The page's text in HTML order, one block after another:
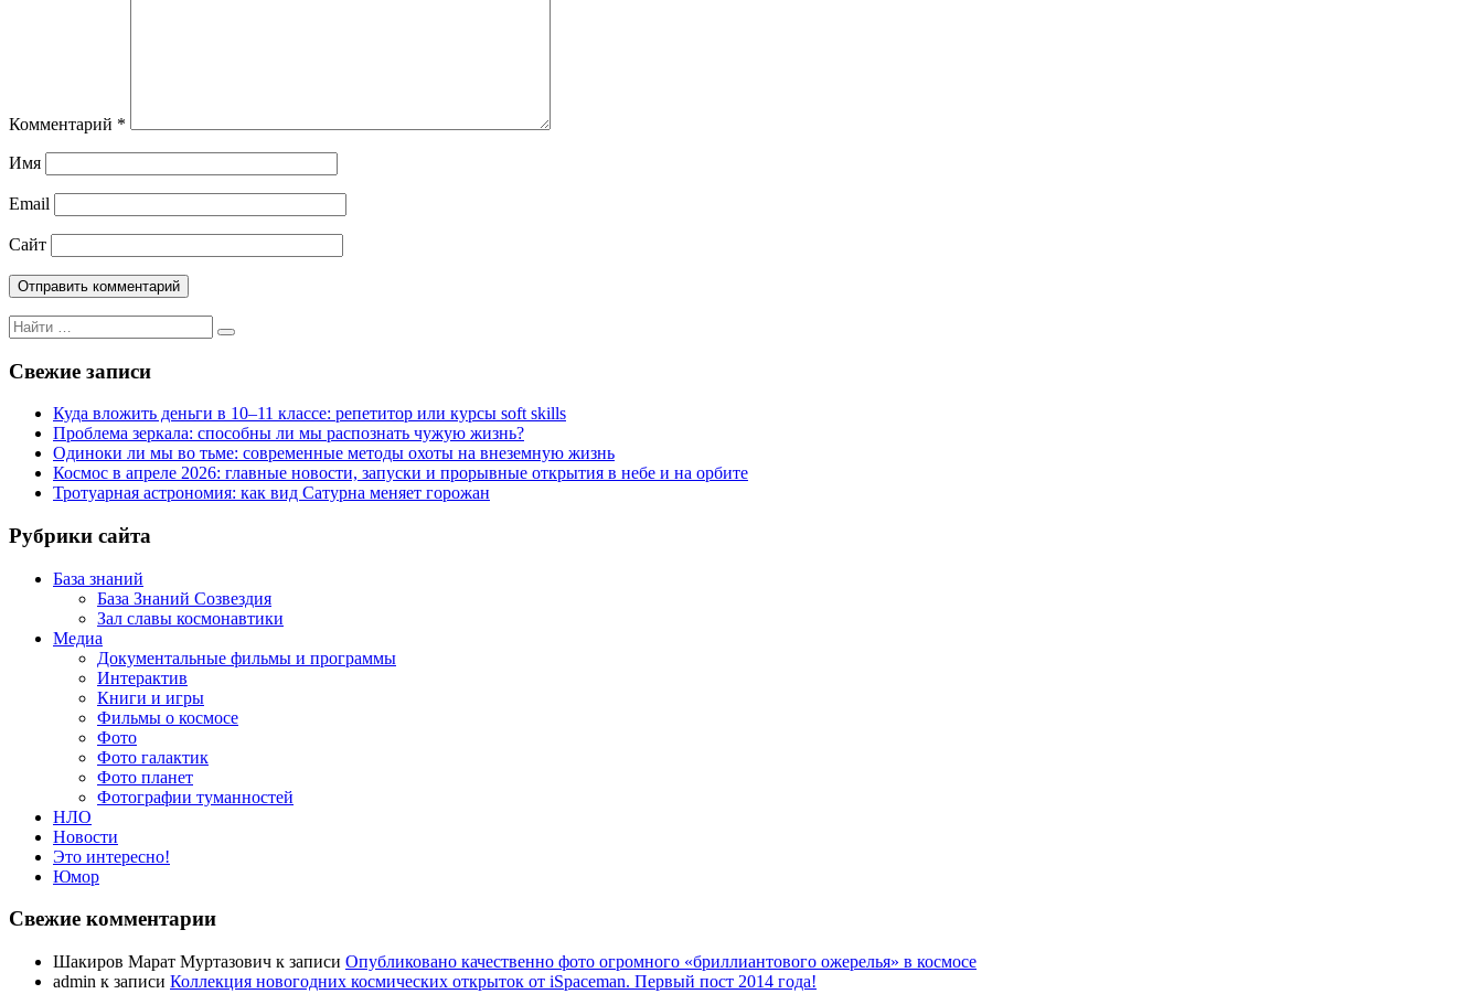
Комментарий *
Имя
Email
Сайт
Поиск
для:
Поиск
Свежие записи
Куда вложить деньги в 10–11 классе: репетитор или курсы soft skills
Проблема зеркала: способны ли мы распознать чужую жизнь?
Одиноки ли мы во тьме: современные методы охоты на внеземную жизнь
Космос в апреле 2026: главные новости, запуски и прорывные открытия в небе и на орбите
Тротуарная астрономия: как вид Сатурна меняет горожан
Рубрики сайта
База знаний
База Знаний Созвездия
Зал славы космонавтики
Медиа
Документальные фильмы и программы
Интерактив
Книги и игры
Фильмы о космосе
Фото
Фото галактик
Фото планет
Фотографии туманностей
НЛО
Новости
Это интересно!
Юмор
Свежие комментарии
Шакиров Марат Муртазович к записи Опубликовано качественно фото огромного «бриллиантового ожерелья» в космосе
admin к записи Коллекция новогодних космических открыток от iSpaceman. Первый пост 2014 года!